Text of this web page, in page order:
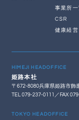
事業所一
CSR
健康経営
HIMEJI HEADOFFICE
姫路本社
〒672-8080兵庫県姫路市飾
TEL 079-237-0111／FAX
TOKYO HEADOFFICE